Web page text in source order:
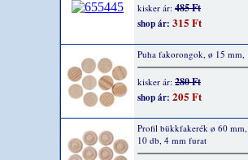
kisker ár: 485 Ft
shop ár: 315 Ft
Puha fakorongok, ø 15 mm,
kisker ár: 280 Ft
shop ár: 205 Ft
Profil bükkfakerék ø 60
10 db, 4 mm furat